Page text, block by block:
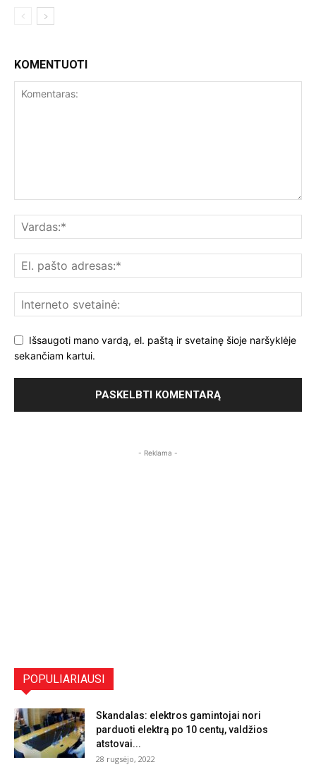
KOMENTUOTI
Išsaugoti mano vardą, el. paštą ir svetainę šioje naršyklėje
sekančiam kartui.
- Reklama -
POPULIARIAUSI
Skandalas: elektros gamintojai nori
parduoti elektrą po 10 centų, valdžios
atstovai...
28 rugsėjo, 2022